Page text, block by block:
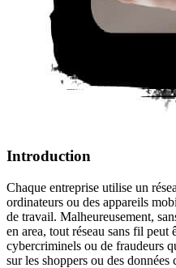
Introduction
Chaque entreprise utilise un
ordinateurs ou des appareils
de travail. Malheureusement,
en area, tout réseau sans fil peut
cybercriminels ou de fraudeurs
sur les shoppers ou des données